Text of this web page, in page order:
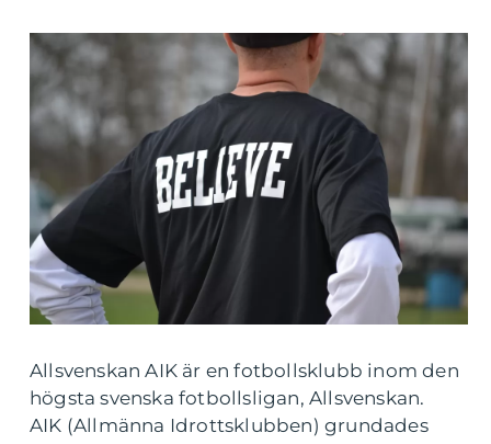
Allsvenskan AIK är en fotbollsklubb inom den
högsta svenska fotbollsligan, Allsvenskan.
AIK (Allmänna Idrottsklubben) grundades